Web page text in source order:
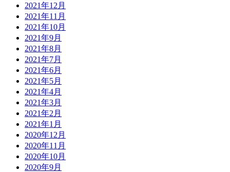
2021年12月
2021年11月
2021年10月
2021年9月
2021年8月
2021年7月
2021年6月
2021年5月
2021年4月
2021年3月
2021年2月
2021年1月
2020年12月
2020年11月
2020年10月
2020年9月